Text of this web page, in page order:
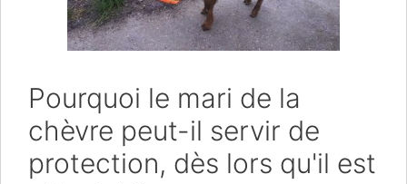
Pourquoi le mari de la
chèvre peut-il servir de
protection, dès lors qu'il est